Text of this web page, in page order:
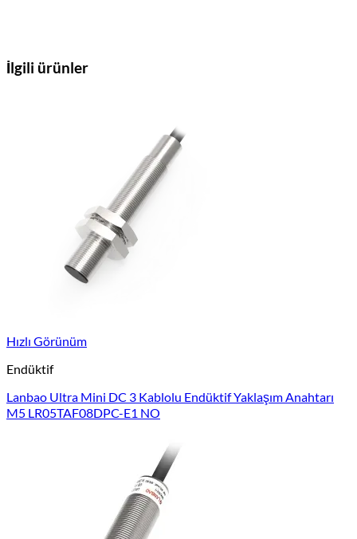
İlgili ürünler
Hızlı Görünüm
Endüktif
Lanbao Ultra Mini DC 3 Kablolu Endüktif Yaklaşım Anahtarı
M5 LR05TAF08DPC-E1 NO